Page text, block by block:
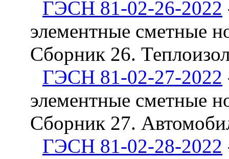
ГЭСН 81-02-26-2022
элементные сметные
Сборник 26.
ГЭСН 81-02-27-2022
элементные сметные
Сборник 27.
ГЭСН 81-02-28-2022